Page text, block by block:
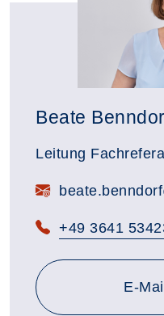
Beate
Leitung
+49 3641
E-